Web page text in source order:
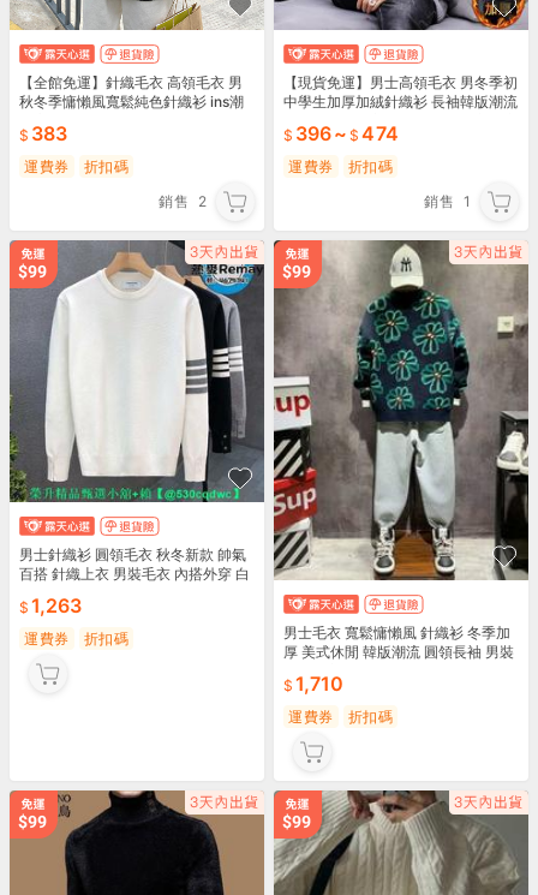
【全館免運】針織毛衣 高領毛衣 男
秋冬季慵懶風寬鬆純色針織衫 ins潮
383
運費券
折扣碼
銷售
2
【現貨免運】男士高領毛衣 男冬季初
中學生加厚加絨針織衫 長袖韓版潮流
衫 套頭針織衫
396~ 474
運費券
折扣碼
銷售 1
男士針織衫 圓領毛衣 秋冬新款 帥氣
百搭 針織上衣 男裝毛衣 內搭外穿 白
1,263
運費券 折扣碼
男士毛衣 寬鬆慵懶風 針織衫 冬季加
厚 美式休閒 韓版潮流 圓領長袖 男裝
1,710
運費券 折扣碼